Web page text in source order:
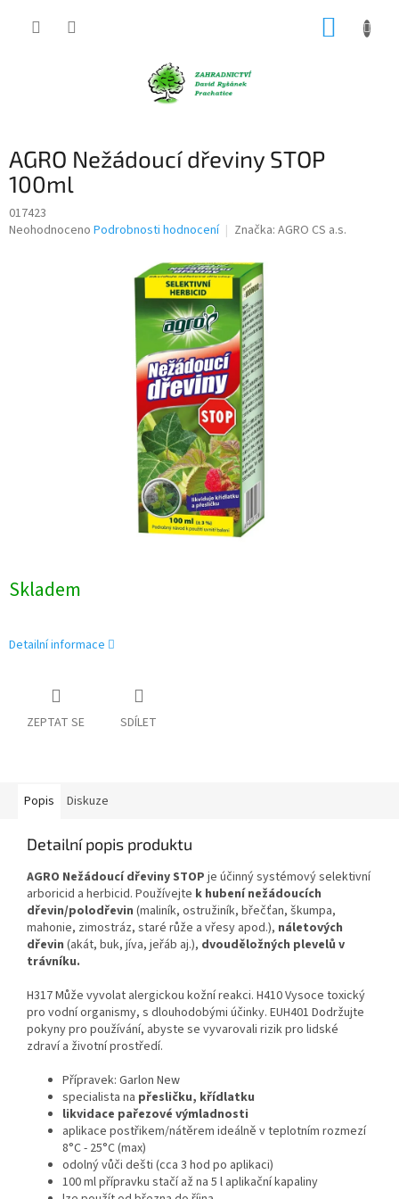
AGRO Nežádoucí dřeviny STOP
100ml
017423
Průměrné
Neohodnoceno Podrobnosti hodnocení Značka: AGRO CS a.s.
Skladem
Detailní informace
ZEPTAT SE SDÍLET
Popis Diskuze
Detailní popis produktu
AGRO Nežádoucí dřeviny STOP je účinný systémový selektivní
arboricid a herbicid. Používejte k hubení nežádoucích
dřevin/polodřevin (maliník, ostružiník, břečťan, škumpa,
mahonie, zimostráz, staré růže a vřesy apod.), náletových
dřevin (akát, buk, jíva, jeřáb aj.), dvouděložných plevelů v
trávníku.
H317 Může vyvolat alergickou kožní reakci. H410 Vysoce toxický
pro vodní organismy, s dlouhodobými účinky. EUH401 Dodržujte
pokyny pro používání, abyste se vyvarovali rizik pro lidské
zdraví a životní prostředí.
Přípravek: Garlon New
specialista na přesličku, křídlatku
likvidace pařezové výmladnosti
aplikace postřikem/nátěrem ideálně v teplotním rozmezí
8°C - 25°C (max)
odolný vůči dešti (cca 3 hod po aplikaci)
100 ml přípravku stačí až na 5 l aplikační kapaliny